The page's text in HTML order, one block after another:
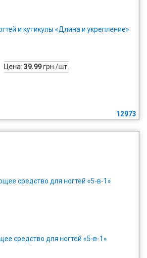
и кутикулы «Длина и укрепление»
Цена: 39.99грн./шт.
12973
средство для ногтей «5-в-1»